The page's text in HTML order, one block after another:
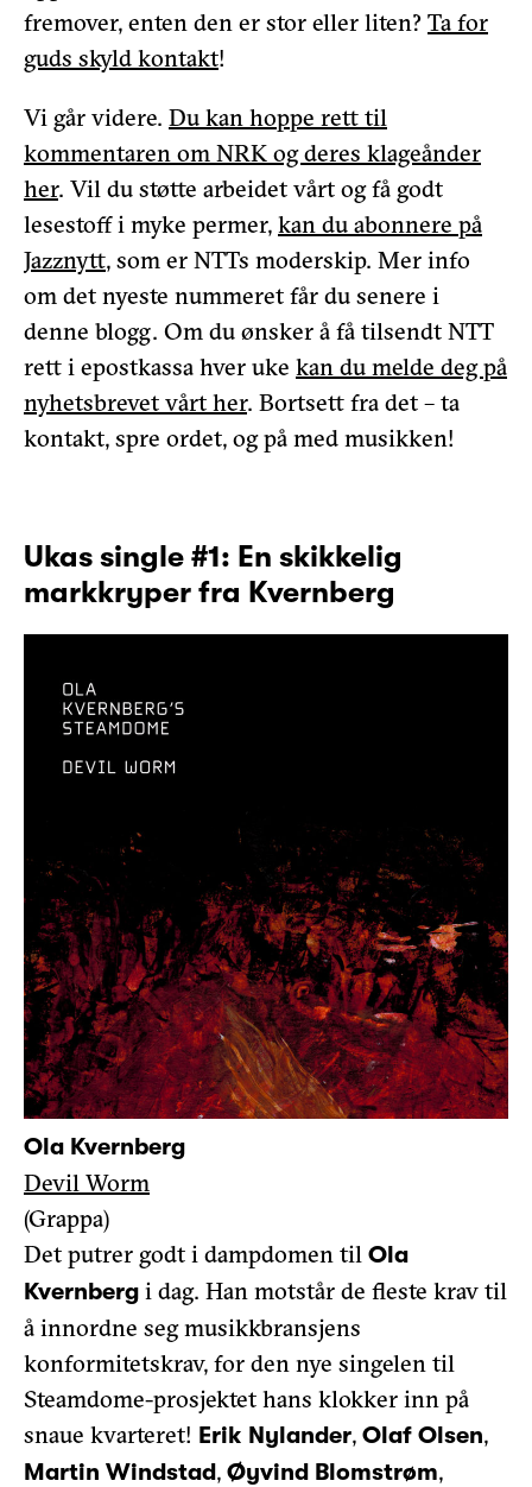
fremover, enten den er stor eller liten? Ta for
guds skyld kontakt!
Vi går videre. Du kan hoppe rett til
kommentaren om NRK og deres klageånder
her. Vil du støtte arbeidet vårt og få godt
lesestoff i myke permer, kan du abonnere på
Jazznytt, som er NTTs moderskip. Mer info
om det nyeste nummeret får du senere i
denne blogg. Om du ønsker å få tilsendt NTT
rett i epostkassa hver uke kan du melde deg på
nyhetsbrevet vårt her. Bortsett fra det – ta
kontakt, spre ordet, og på med musikken!
Ukas single #1: En skikkelig
markkryper fra Kvernberg
Ola Kvernberg
Devil Worm
(Grappa)
Det putrer godt i dampdomen til Ola
Kvernberg i dag. Han motstår de fleste krav til
å innordne seg musikkbransjens
konformitetskrav, for den nye singelen til
Steamdome-prosjektet hans klokker inn på
snaue kvarteret! Erik Nylander, Olaf Olsen,
Martin Windstad, Øyvind Blomstrøm,